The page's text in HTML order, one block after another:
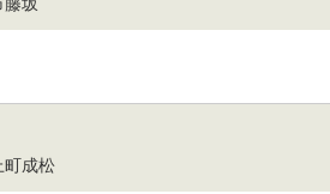
町成松